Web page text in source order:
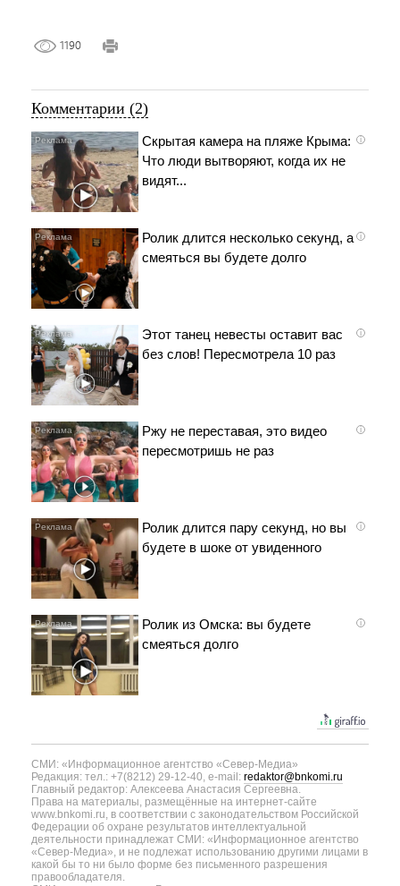
1190
Комментарии (2)
i
Скрытая камера на пляже Крыма:
Что люди вытворяют, когда их не
видят...
i
Ролик длится несколько секунд, а
смеяться вы будете долго
i
Этот танец невесты оставит вас
без слов! Пересмотрела 10 раз
i
Ржу не переставая, это видео
пересмотришь не раз
i
Ролик длится пару секунд, но вы
будете в шоке от увиденного
i
Ролик из Омска: вы будете
смеяться долго
СМИ: «Информационное агентство «Север-Медиа»
Редакция: тел.: +7(8212) 29-12-40, e-mail: redaktor@bnkomi.ru
Главный редактор: Алексеева Анастасия Сергеевна.
Права на материалы, размещённые на интернет-сайте
www.bnkomi.ru, в соответствии с законодательством Российской
Федерации об охране результатов интеллектуальной
деятельности принадлежат СМИ: «Информационное агентство
«Север-Медиа», и не подлежат использованию другими лицами в
какой бы то ни было форме без письменного разрешения
правообладателя.